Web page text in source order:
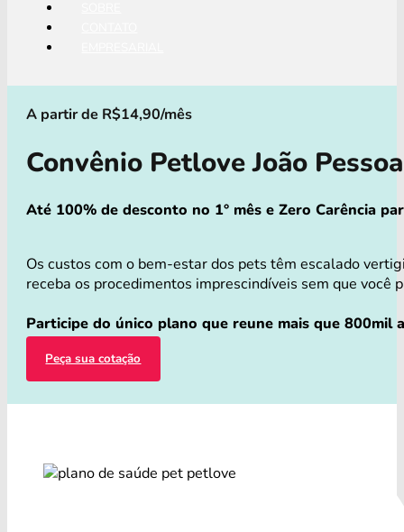
A partir de R$14,90/mês
Convênio Petlove João
Até 100% de desconto no 1° mês e Zero Carência
Os custos com o bem-estar dos pets têm escalado
receba os procedimentos imprescindíveis sem que você
Participe do único plano que reune mais que 800mil
Peça sua cotação